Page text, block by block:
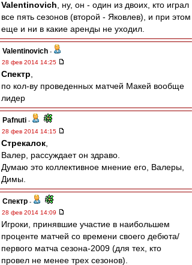
Valentinovich , ну, он - один из двоих, кто играл
все пять сезонов (второй - Яковлев), и при этом
еще и ни в какие аренды не уходил.
Valentinovich -
28 фев 2014 14:25
Спектр
по кол-ву проведенных матчей Макей вообще
лидер
Pafnuti -
28 фев 2014 14:15
Стрекалок
Валер, рассуждает он здраво.
Думаю это коллективное мнение его, Валеры,
Димы.
Спектр -
28 фев 2014 14:09
Игроки, принявшие участие в наибольшем
проценте матчей со времени своего дебюта/
первого матча сезона-2009 (для тех, кто
провел не менее трех сезонов).